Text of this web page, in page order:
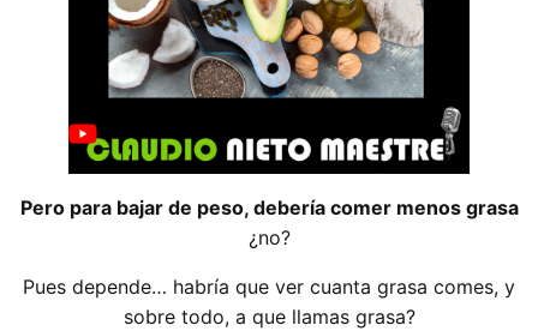
Pero para bajar de peso, debería comer menos grasa
¿no?
Pues depende… habría que ver cuanta grasa comes, y
sobre todo, a que llamas grasa?